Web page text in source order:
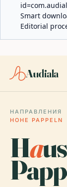
Smart
Editorial
Audiala
НАПРАВЛЕНИЯ
HOHE PAPPELN
Ha